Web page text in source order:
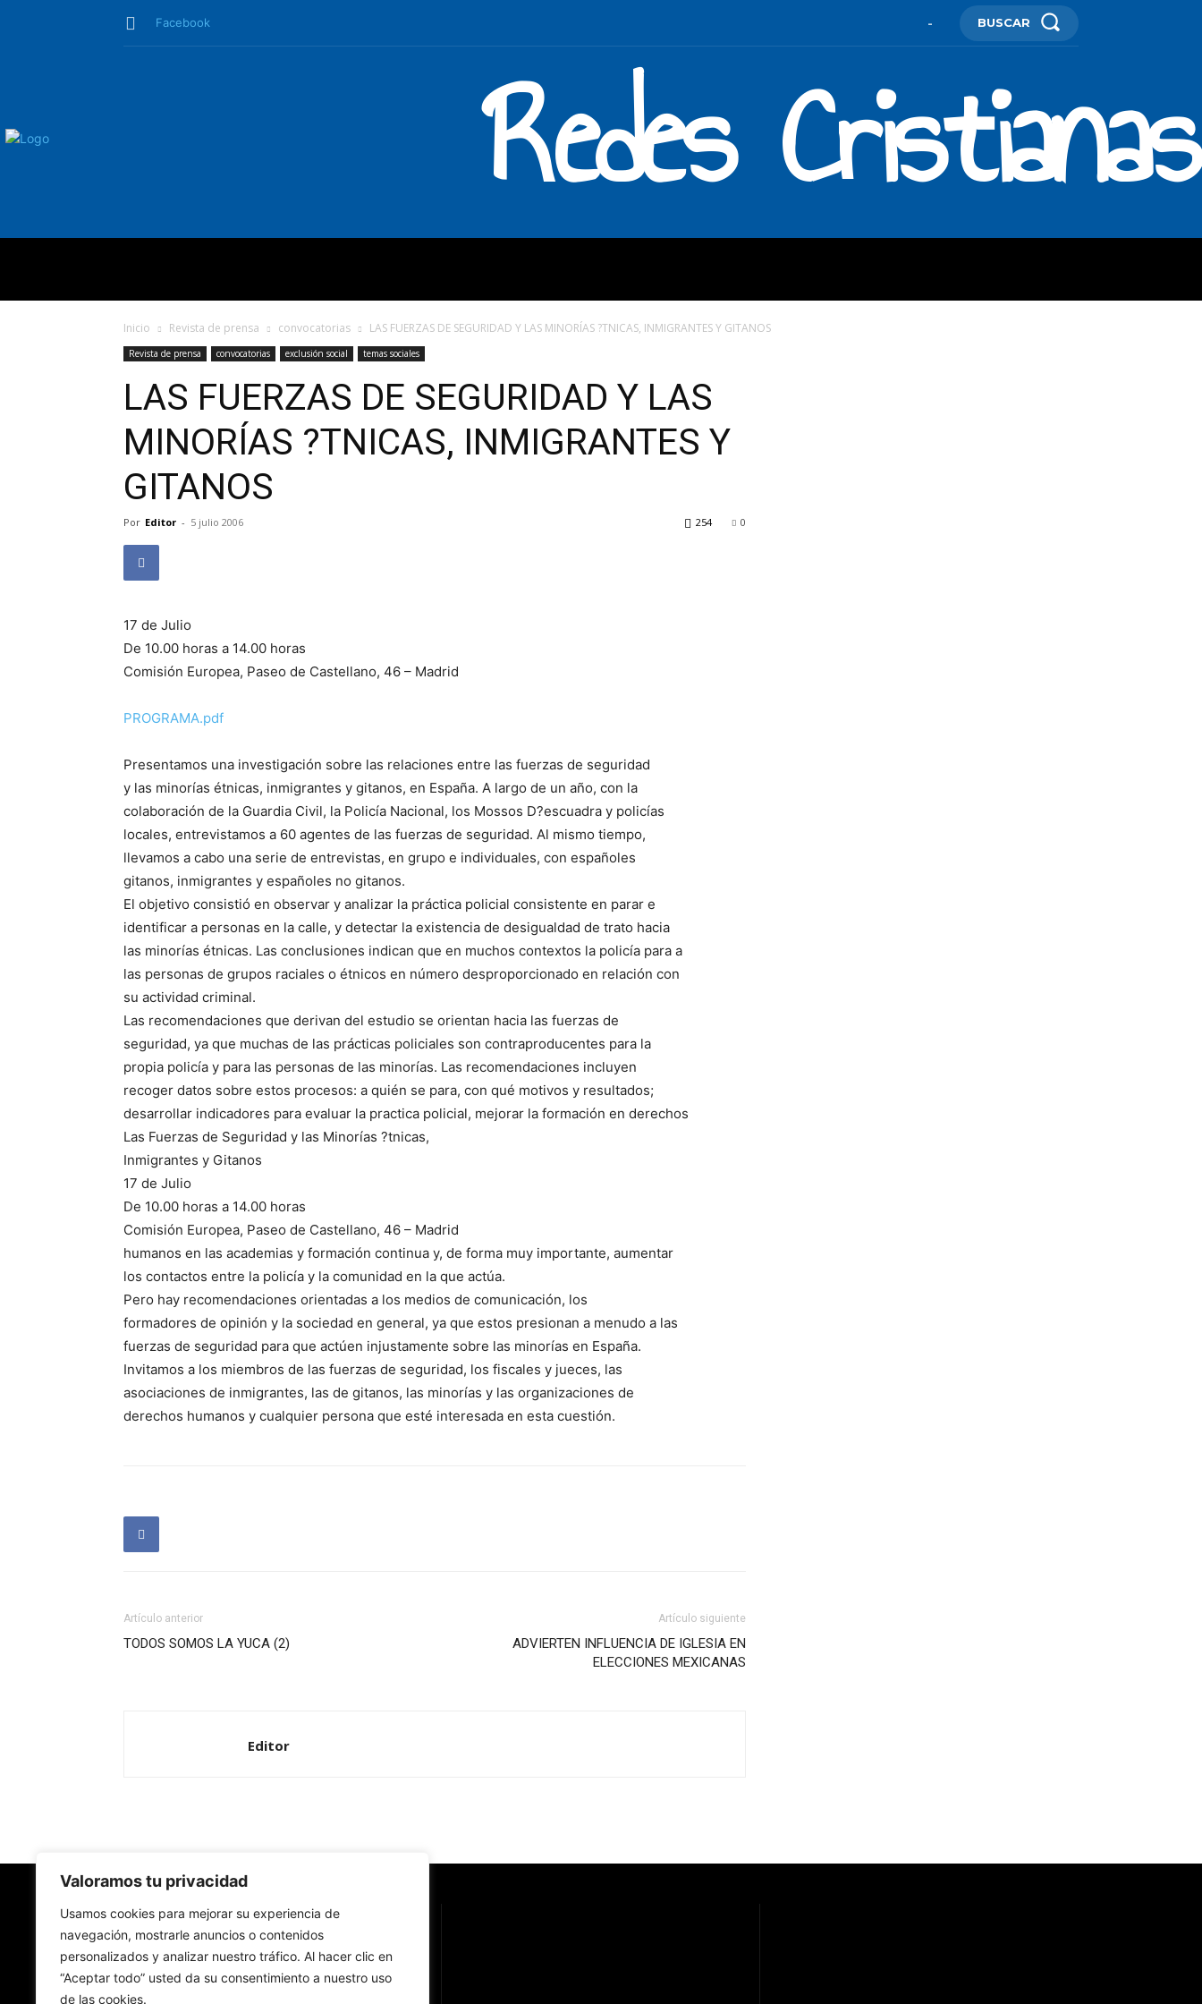
Valoramos tu privacidad
Usamos cookies para mejorar su experiencia de
navegación, mostrarle anuncios o contenidos
personalizados y analizar nuestro tráfico. Al hacer clic en
“Aceptar todo” usted da su consentimiento a nuestro uso
de las cookies.
Facebook - BUSCAR
Redes Cristianas
Inicio Revista de prensa convocatorias LAS FUERZAS DE SEGURIDAD Y LAS MINORÍAS ?TNICAS, INMIGRANTES Y GITANOS
Revista de prensa convocatorias exclusión social temas sociales
LAS FUERZAS DE SEGURIDAD Y LAS
MINORÍAS ?TNICAS, INMIGRANTES Y
GITANOS
Por Editor - 5 julio 2006 0
254
17 de Julio
De 10.00 horas a 14.00 horas
Comisión Europea, Paseo de Castellano, 46 – Madrid
PROGRAMA.pdf
Presentamos una investigación sobre las relaciones entre las fuerzas de seguridad
y las minorías étnicas, inmigrantes y gitanos, en España. A largo de un año, con la
colaboración de la Guardia Civil, la Policía Nacional, los Mossos D?escuadra y policías
locales, entrevistamos a 60 agentes de las fuerzas de seguridad. Al mismo tiempo,
llevamos a cabo una serie de entrevistas, en grupo e individuales, con españoles
gitanos, inmigrantes y españoles no gitanos.
El objetivo consistió en observar y analizar la práctica policial consistente en parar e
identificar a personas en la calle, y detectar la existencia de desigualdad de trato hacia
las minorías étnicas. Las conclusiones indican que en muchos contextos la policía para a
las personas de grupos raciales o étnicos en número desproporcionado en relación con
su actividad criminal.
Las recomendaciones que derivan del estudio se orientan hacia las fuerzas de
seguridad, ya que muchas de las prácticas policiales son contraproducentes para la
propia policía y para las personas de las minorías. Las recomendaciones incluyen
recoger datos sobre estos procesos: a quién se para, con qué motivos y resultados;
desarrollar indicadores para evaluar la practica policial, mejorar la formación en derechos
Las Fuerzas de Seguridad y las Minorías ?tnicas,
Inmigrantes y Gitanos
17 de Julio
De 10.00 horas a 14.00 horas
Comisión Europea, Paseo de Castellano, 46 – Madrid
humanos en las academias y formación continua y, de forma muy importante, aumentar
los contactos entre la policía y la comunidad en la que actúa.
Pero hay recomendaciones orientadas a los medios de comunicación, los
formadores de opinión y la sociedad en general, ya que estos presionan a menudo a las
fuerzas de seguridad para que actúen injustamente sobre las minorías en España.
Invitamos a los miembros de las fuerzas de seguridad, los fiscales y jueces, las
asociaciones de inmigrantes, las de gitanos, las minorías y las organizaciones de
derechos humanos y cualquier persona que esté interesada en esta cuestión.
Artículo anterior
TODOS SOMOS LA YUCA (2)
Artículo siguiente
ADVIERTEN INFLUENCIA DE IGLESIA EN
ELECCIONES MEXICANAS
Editor
Redes Cristianas
Una mirada alternativa sobre la Iglesia católica y la